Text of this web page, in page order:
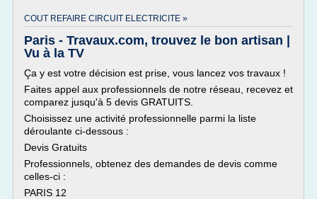
COUT REFAIRE CIRCUIT ELECTRICITE »
Paris - Travaux.com, trouvez le bon artisan |
Vu à la TV
Ça y est votre décision est prise, vous lancez vos travaux !
Faites appel aux professionnels de notre réseau, recevez et
comparez jusqu'à 5 devis GRATUITS.
Choisissez une activité professionnelle parmi la liste
déroulante ci-dessous :
Devis Gratuits
Professionnels, obtenez des demandes de devis comme
celles-ci :
PARIS 12